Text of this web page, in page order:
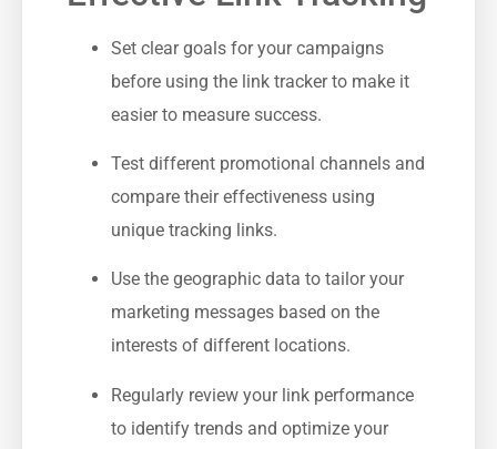
Set clear goals ⁤for your campaigns
before using the link tracker to make it
easier to measure success.
Test different promotional channels ‌and
compare their effectiveness⁤ using⁢
unique tracking ​links.
Use ⁢the‍ geographic​ data to tailor your
marketing messages​ based on the
interests of different⁢ locations.
Regularly review your link performance
to identify trends and optimize your